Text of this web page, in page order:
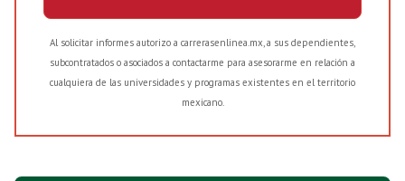
Al solicitar informes autorizo a carrerasenlinea.mx, a sus dependientes,
subcontratados o asociados a contactarme para asesorarme en relación a
cualquiera de las universidades y programas existentes en el territorio
mexicano.